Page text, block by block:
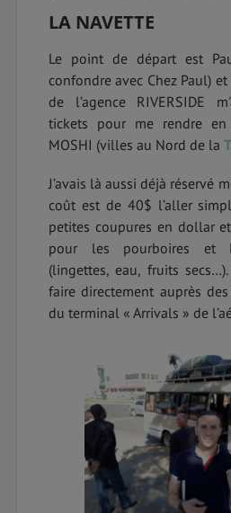
LA NAVETTE
Le point de départ est
confondre avec Chez Paul)
de l’agence RIVERSIDE
tickets pour me rendre
MOSHI (villes au Nord de la
J’avais là aussi déjà réservé
coût est de 40$ l’aller
petites coupures en dollar
pour les pourboires et
(lingettes, eau, fruits
faire directement auprès
du terminal « Arrivals » de